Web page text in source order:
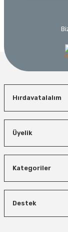
Hırdavatalalım
Üyelik
Kategoriler
Destek